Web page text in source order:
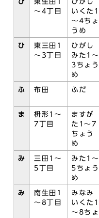
ひ
東生田1
～4丁目
ひがし
いくた1
～4ちょ
うめ
ひ
東三田1
～3丁目
ひがし
みた1～
3ちょう
め
ふ 布田 ふだ
ま
枡形1～
7丁目
ますが
た1～7
ちょう
め
み
三田1～
5丁目
みた1～
5ちょう
め
み
南生田1
～8丁目
みなみ
いくた1
～8ちょ